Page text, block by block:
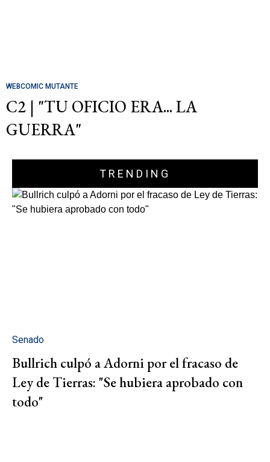
WEBCOMIC MUTANTE
C2 | "TU OFICIO ERA... LA
GUERRA"
TRENDING
Senado
Bullrich culpó a Adorni por el fracaso de
Ley de Tierras: "Se hubiera aprobado con
todo"